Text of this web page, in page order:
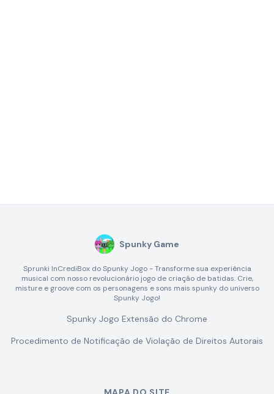
Spunky Game
Sprunki InCrediBox do Spunky Jogo - Transforme sua experiência
musical com nosso revolucionário jogo de criação de batidas. Crie,
misture e groove com os personagens e sons mais spunky do universo
Spunky Jogo!
Spunky Jogo Extensão do Chrome
Procedimento de Notificação de Violação de Direitos Autorais